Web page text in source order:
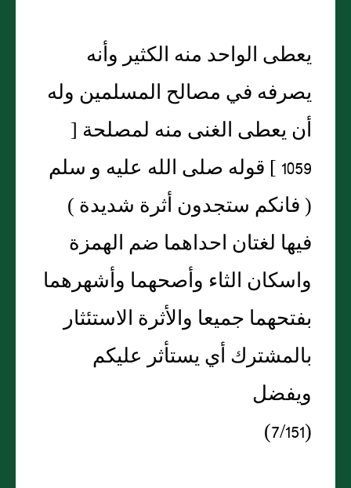
يعطى الواحد منه الكثير وأنه
يصرفه في مصالح المسلمين وله
أن يعطى الغنى منه لمصلحة [
1059 ] قوله صلى الله عليه و سلم
( فانكم ستجدون أثرة شديدة )
فيها لغتان احداهما ضم الهمزة
واسكان الثاء وأصحهما وأشهرهما
بفتحهما جميعا والأثرة الاستئثار
بالمشترك أي يستأثر عليكم
ويفضل
(7/151)